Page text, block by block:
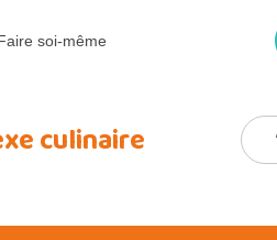
soi-même
culinaire